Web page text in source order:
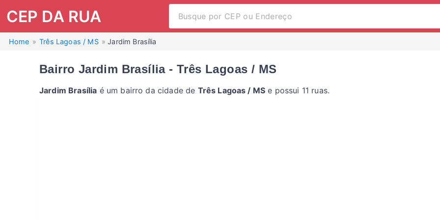
CEP DA RUA
Home Três Lagoas / MS Jardim Brasília
Bairro Jardim Brasília - Três Lagoas / MS
Jardim Brasília é um bairro da cidade de Três Lagoas / MS e possui 11 ruas.